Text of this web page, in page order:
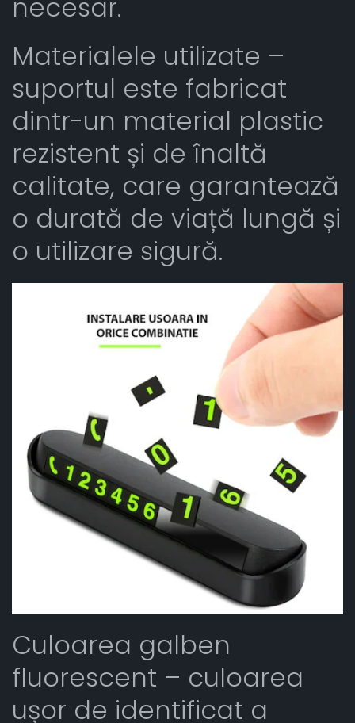
necesar.
Materialele utilizate –
suportul este fabricat
dintr-un material plastic
rezistent și de înaltă
calitate, care garantează
o durată de viață lungă și
o utilizare sigură.
Culoarea galben
fluorescent – culoarea
ușor de identificat a